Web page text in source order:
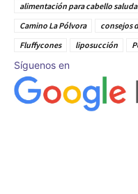
alimentación para cabello
Camino La Pólvora
consejos
Fluffycones
liposucción
Síguenos en